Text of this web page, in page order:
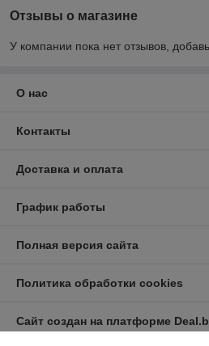
Отзывы о магазине
У компании пока нет отзывов,
О нас
Контакты
Доставка и оплата
График работы
Полная версия сайта
Политика обработки cookies
Сайт создан на платформе